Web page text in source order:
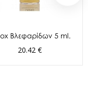
Βλεφαρίδων 5 ml.
20.42 €